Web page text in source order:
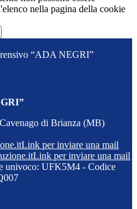
nella pagina della cookie
“ADA NEGRI”
di Brianza (MB)
Link per inviare una mail
Link per inviare una mail
univoco: UFK5M4 - Codice